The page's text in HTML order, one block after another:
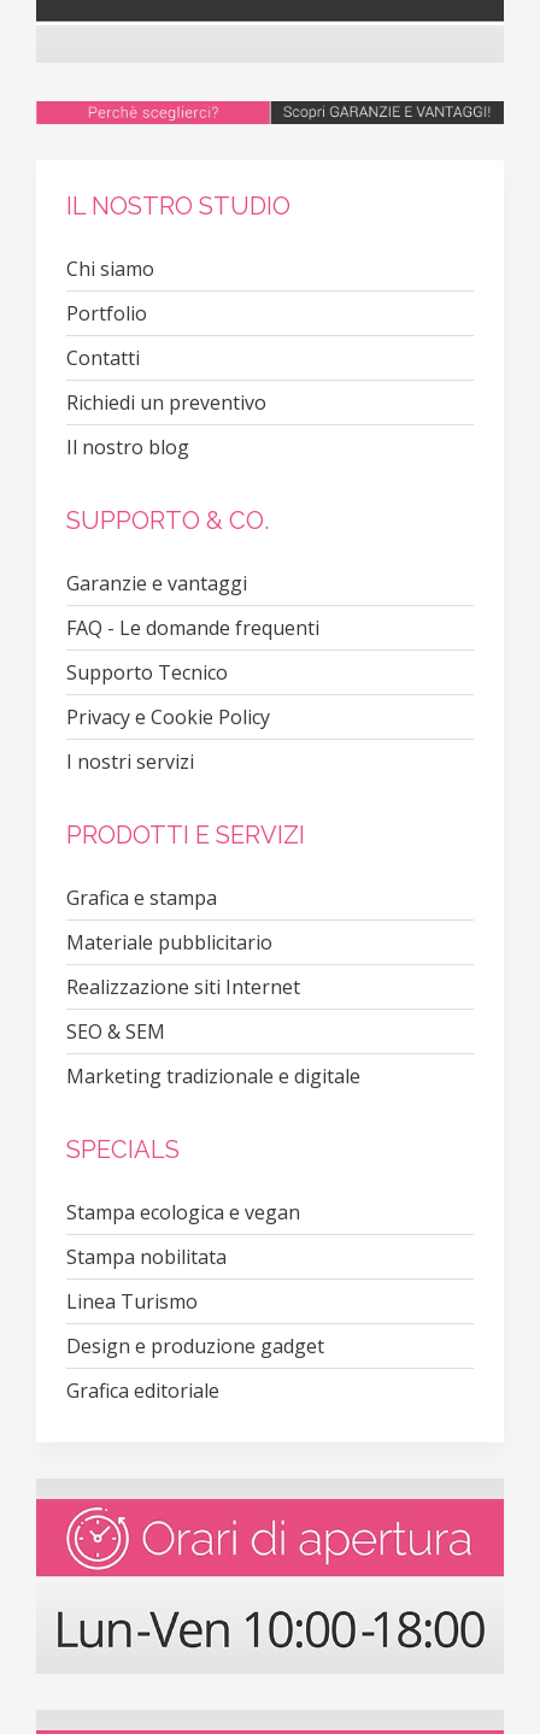
IL NOSTRO STUDIO
Chi siamo
Portfolio
Contatti
Richiedi un preventivo
Il nostro blog
SUPPORTO & CO.
Garanzie e vantaggi
FAQ - Le domande frequenti
Supporto Tecnico
Privacy e Cookie Policy
I nostri servizi
PRODOTTI E SERVIZI
Grafica e stampa
Materiale pubblicitario
Realizzazione siti Internet
SEO & SEM
Marketing tradizionale e digitale
SPECIALS
Stampa ecologica e vegan
Stampa nobilitata
Linea Turismo
Design e produzione gadget
Grafica editoriale